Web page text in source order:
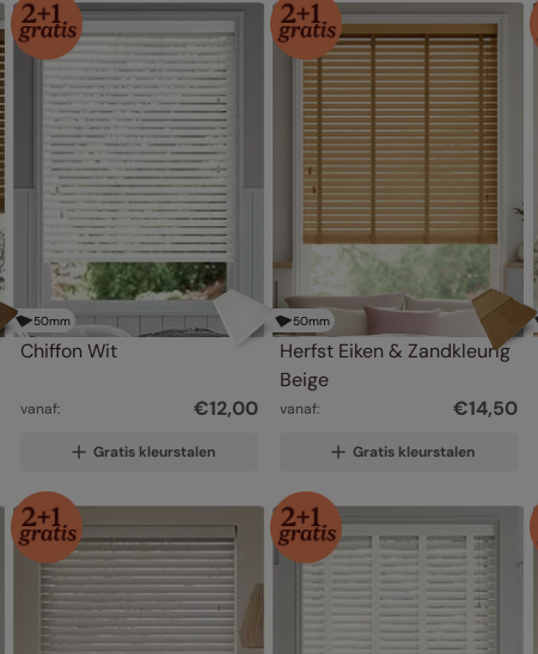
50mm
Chiffon Wit
vanaf: €12,00
Gratis kleurstalen
50mm
Herfst Eiken & Zandkleurig
Beige
vanaf: €14,50
Gratis kleurstalen